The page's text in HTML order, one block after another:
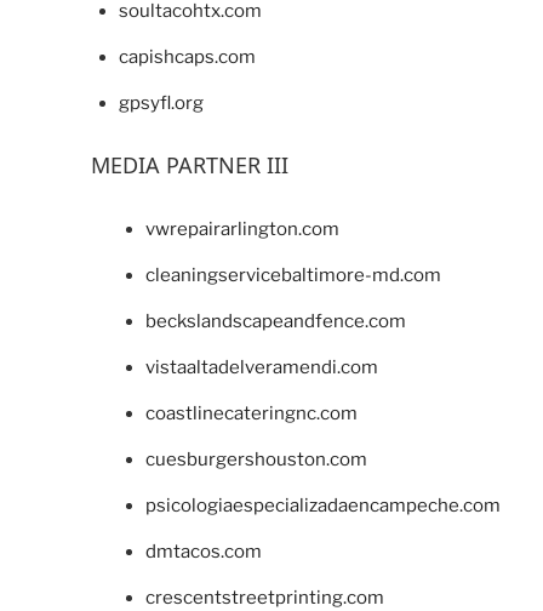
soultacohtx.com
capishcaps.com
gpsyfl.org
MEDIA PARTNER III
vwrepairarlington.com
cleaningservicebaltimore-md.com
beckslandscapeandfence.com
vistaaltadelveramendi.com
coastlinecateringnc.com
cuesburgershouston.com
psicologiaespecializadaencampeche.com
dmtacos.com
crescentstreetprinting.com